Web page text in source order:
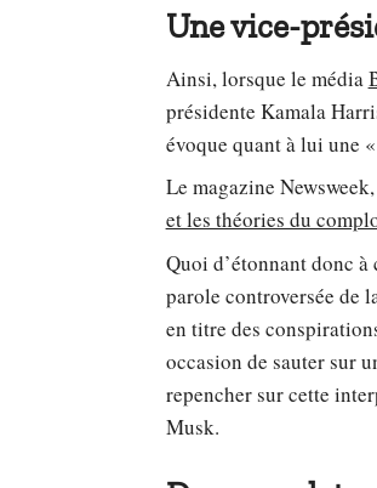
Une vice-
Ainsi, lorsque le média
présidente Kamala
évoque quant à lui une
Le magazine
et les théories du
Quoi d’étonnant donc
parole controversée de
en titre des
occasion de sauter sur
repencher sur cette
Musk.